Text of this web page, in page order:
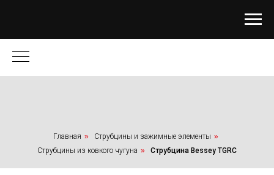
Главная » Струбцины и зажимные элементы »
Струбцины из ковкого чугуна » Cтрубцина Bessey TGRC